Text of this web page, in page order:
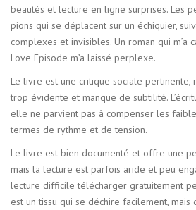
beautés et lecture en ligne surprises. Les
pions qui se déplacent sur un échiquier,
complexes et invisibles. Un roman qui m’a
Love Episode m’a laissé perplexe.
Le livre est une critique sociale pertinente,
trop évidente et manque de subtilité.
elle ne parvient pas à compenser les
termes de rythme et de tension.
Le livre est bien documenté et offre une
mais la lecture est parfois aride et peu
lecture difficile télécharger gratuitement
est un tissu qui se déchire facilement,